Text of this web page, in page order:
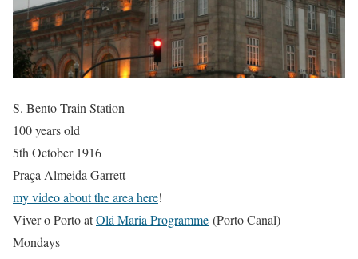
S. Bento Train Station
100 years old
5th October 1916
Praça Almeida Garrett
my video about the area here!
Viver o Porto atOlá Maria Programme (Porto Canal)
Mondays